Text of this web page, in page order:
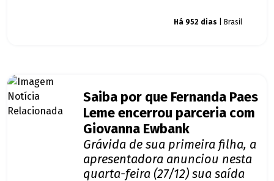
Há 952 dias | Brasil
Saiba por que Fernanda Paes
Leme encerrou parceria com
Giovanna Ewbank
Grávida de sua primeira filha, a
apresentadora anunciou nesta
quarta-feira (27/12) sua saída